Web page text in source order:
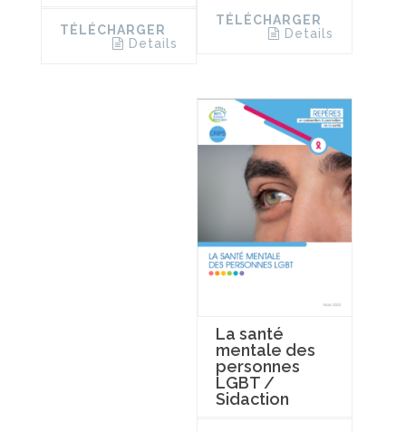
TÉLÉCHARGER
Details
TÉLÉCHARGER
Details
La santé
mentale des
personnes
LGBT /
Sidaction